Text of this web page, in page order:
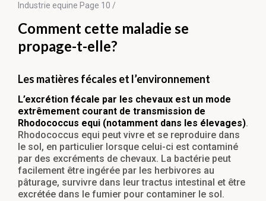
Industrie equine Page 10 /
Comment cette maladie se
propage-t-elle?
Les matières fécales et l’environnement
L’excrétion fécale par les chevaux est un mode
extrêmement courant de transmission de
Rhodococcus equi (notamment dans les élevages).
Rhodococcus equi peut vivre et se reproduire dans
le sol, en particulier lorsque celui-ci est contaminé
par des excréments de chevaux. La bactérie peut
facilement être ingérée par les herbivores au
pâturage, survivre dans leur tractus intestinal et être
excrétée dans le fumier pour contaminer le sol.